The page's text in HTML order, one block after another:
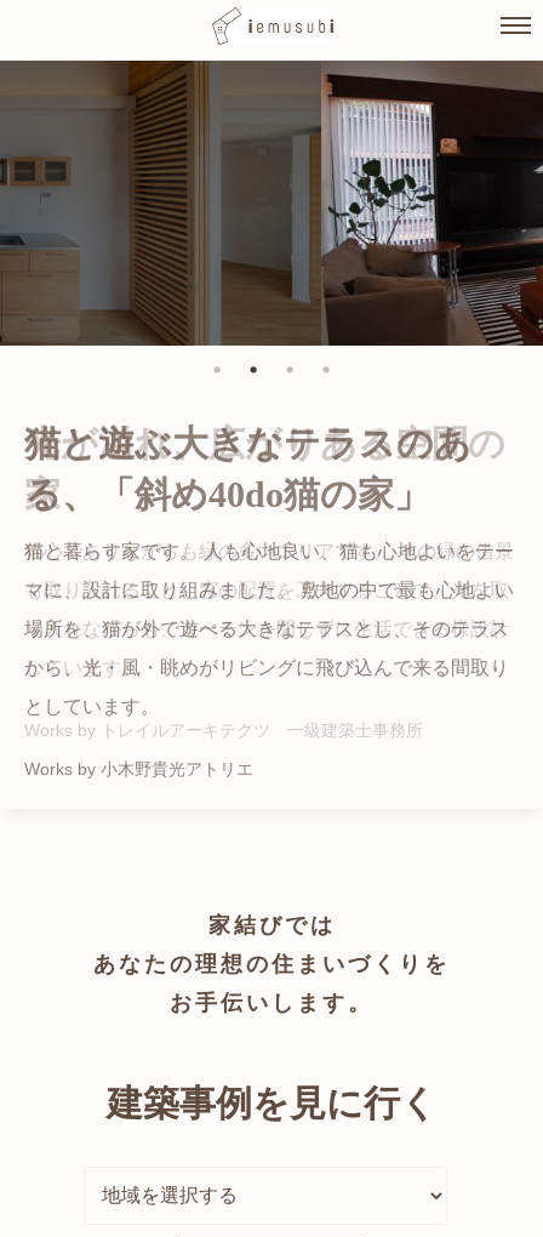
猫と暮らす家です。 人も心地良い、猫も心地よいをテー
マに、設計に取り組みました。 敷地の中で最も心地よい
場所を、猫が外で遊べる大きなテラスとし、そのテラス
から、光・風・眺めがリビングに飛び込んで来る間取り
としています。
Works by 小木野貴光アトリエ
光が溢れ、広がりある空間の
家
都心でありながらも緑の多いエリアです。 その緑の借景
も取り入れること、窓の配置を工夫することで、光を取
り入れながらも、カーテンを閉じずに生活できる様設計
しています。
Works by トレイルアーキテクツ 一級建築士事務所
自然の中の岩山を切り開いて造った、ワイルドなゲスト
ハウスをイメージした空間が広がる都市型住宅です。
かつての機織り工場が、その趣を残しつつ孫世帯の住居
へと蘇りました。
家結びでは
あなたの理想の住まいづくりを
お手伝いします。
建築事例を見に行く